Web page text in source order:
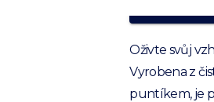
Oživte svůj
Vyrobena z
puntíkem, je